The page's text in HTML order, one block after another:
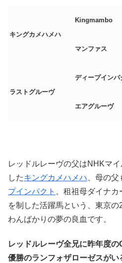
キングカメハメハ
Kingmambo
マンファス
ラストグルーヴ
ディープインパ
エアグルーヴ
レッドルレーヴの父はNHKマ
したキングカメハメハ 、母の
プインパクト 。租祖母ダイナカ
を制した活躍馬という、東京
わんばかりの夢の良血です。
レッドルレーヴ全兄に昨年度
優勝のランフォザローゼスが